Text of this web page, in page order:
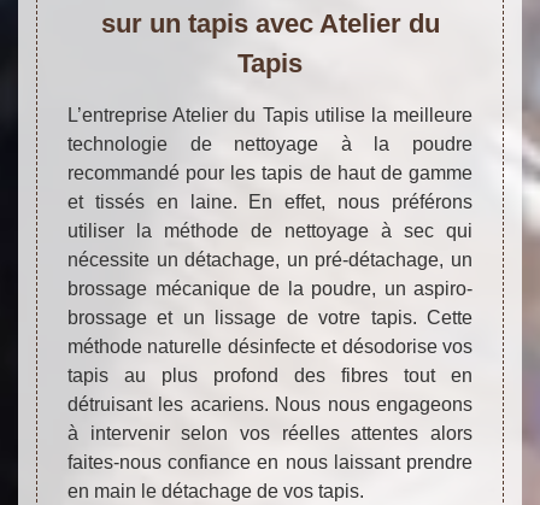
sur un tapis avec Atelier du
Tapis
L’entreprise Atelier du Tapis utilise la meilleure
technologie de nettoyage à la poudre
recommandé pour les tapis de haut de gamme
et tissés en laine. En effet, nous préférons
utiliser la méthode de nettoyage à sec qui
nécessite un détachage, un pré-détachage, un
brossage mécanique de la poudre, un aspiro-
brossage et un lissage de votre tapis. Cette
méthode naturelle désinfecte et désodorise vos
tapis au plus profond des fibres tout en
détruisant les acariens. Nous nous engageons
à intervenir selon vos réelles attentes alors
faites-nous confiance en nous laissant prendre
en main le détachage de vos tapis.